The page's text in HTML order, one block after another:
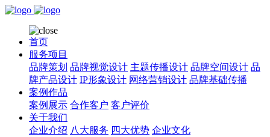
首页
服务项目
品牌策划 品牌视觉设计 主题传播设计 品牌空间设计 品
牌产品设计 IP形象设计 网络营销设计 品牌基础传播
案例作品
案例展示 合作客户 客户评价
关于我们
企业介绍 八大服务 四大优势 企业文化